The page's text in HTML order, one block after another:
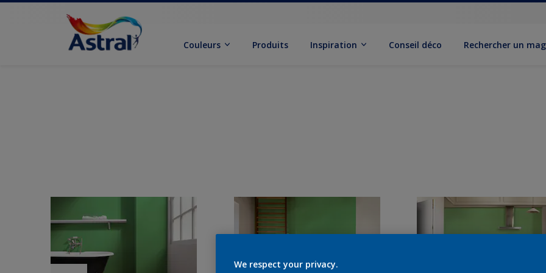
Couleurs Produits Inspiration Conseil déco Rechercher un
We respect your privacy.